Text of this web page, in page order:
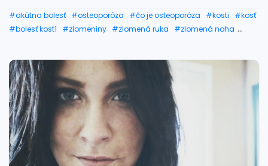
#akútna bolesť #osteoporóza #čo je osteoporóza #kosti
#kosť
#bolesť kostí #zlomeniny #zlomená ruka
#zlomená noha